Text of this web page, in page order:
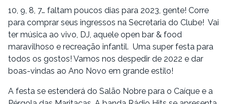
10, 9, 8, 7… faltam poucos dias para 2023, gente! Corre
para comprar seus ingressos na Secretaria do Clube! Vai
ter música ao vivo, DJ, aquele open bar & food
maravilhoso e recreação infantil. Uma super festa para
todos os gostos! Vamos nos despedir de 2022 e dar
boas-vindas ao Ano Novo em grande estilo!
A festa se estenderá do Salão Nobre para o Caíque e a